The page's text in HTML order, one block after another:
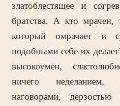
златоблестящее и
братства. А кто мрачен,
который омрачает
подобными себе их
высокоумен,
ничего неделанием,
наговорами,